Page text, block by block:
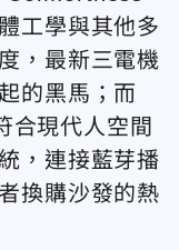
工學與其他多
，最新三電機
的黑馬；而
合現代人空間
，連接藍芽播
換購沙發的熱